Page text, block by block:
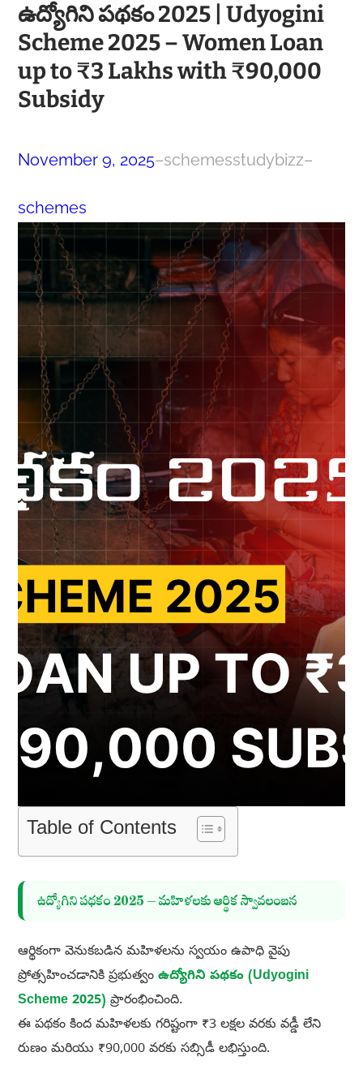
ఉద్యోగిని పథకం 2025 | Udyogini
Scheme 2025 – Women Loan
up to ₹3 Lakhs with ₹90,000
Subsidy
November 9, 2025–schemesstudybizz–
schemes
Table of Contents
ఉద్యోగిని పథకం 2025 – మహిళలకు ఆర్థిక స్వావలంబన
ఆర్థికంగా వెనుకబడిన మహిళలను స్వయం ఉపాధి వైపు
ప్రోత్సహించడానికి ప్రభుత్వం ఉద్యోగిని పథకం (Udyogini
Scheme 2025) ప్రారంభించింది.
ఈ పథకం కింద మహిళలకు గరిష్టంగా ₹3 లక్షల వరకు వడ్డీ లేని
రుణం మరియు ₹90,000 వరకు సబ్సిడీ లభిస్తుంది.